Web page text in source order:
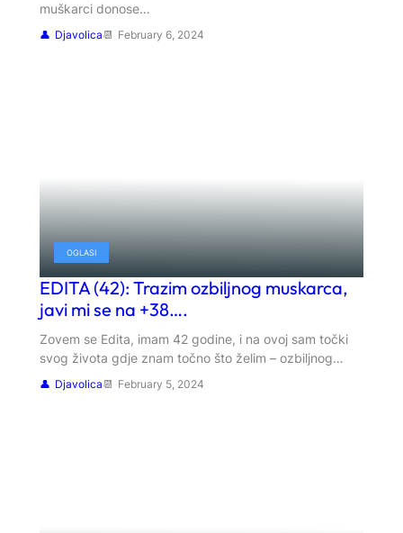
muškarci donose…
Djavolica February 6, 2024
OGLASI
EDITA (42): Trazim ozbiljnog muskarca,
javi mi se na +38….
Zovem se Edita, imam 42 godine, i na ovoj sam točki
svog života gdje znam točno što želim – ozbiljnog…
Djavolica February 5, 2024